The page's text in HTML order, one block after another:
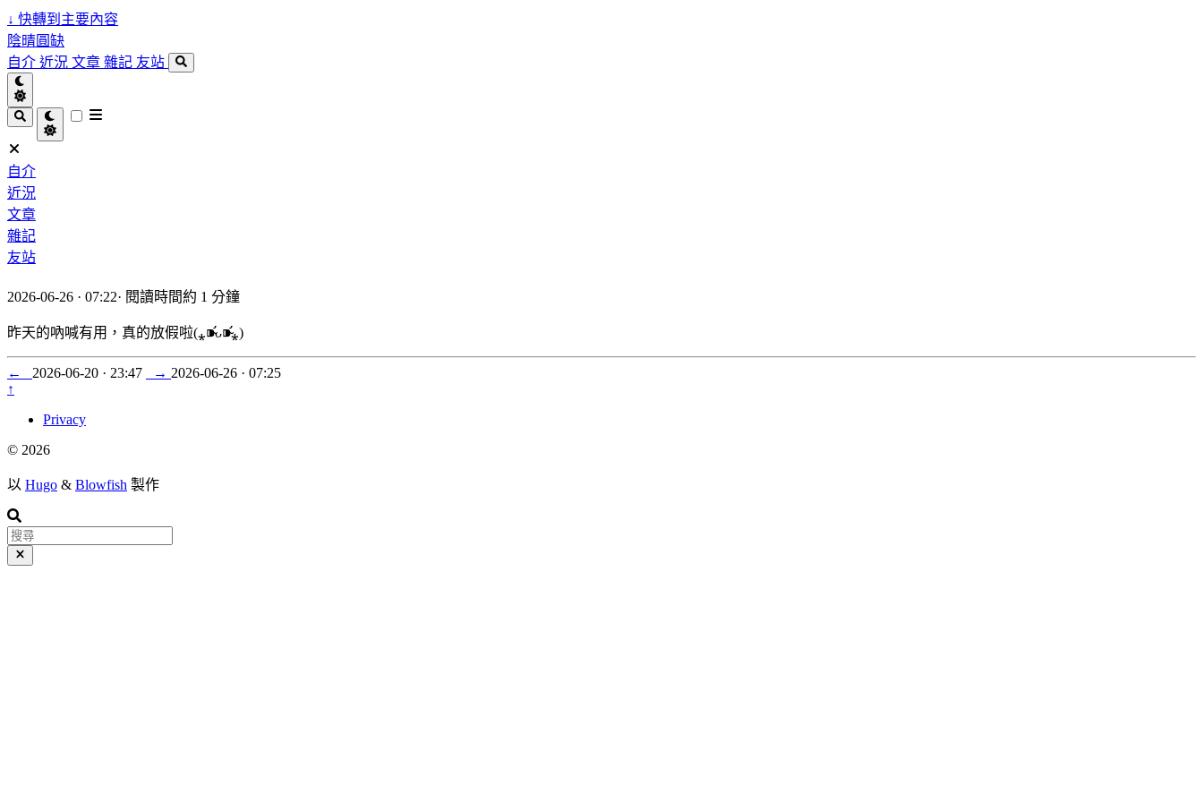
↓ 快轉到主要內容
陰晴圓缺
自介 近況 文章 雜記 友站
自介
近況
文章
雜記
友站
2026-06-26 · 07:22· 閱讀時間約 1 分鐘
昨天的吶喊有用，真的放假啦(⁎⁍̴̛ᴗ⁍̴̛⁎)
← 2026-06-20 · 23:47 → 2026-06-26 · 07:25
↑
Privacy
© 2026
以 Hugo & Blowfish 製作